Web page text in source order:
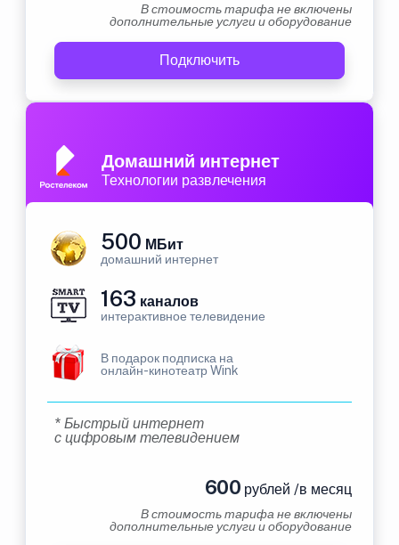
В стоимость тарифа не включены
дополнительные услуги и оборудование
Подключить
Домашний интернет
Технологии развлечения
500 МБит
домашний интернет
163 каналов
интерактивное телевидение
В подарок подписка на
онлайн-кинотеатр Wink
* Быстрый интернет
с цифровым телевидением
600 рублей /в месяц
В стоимость тарифа не включены
дополнительные услуги и оборудование